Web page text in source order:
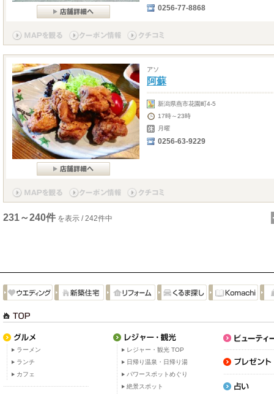
0256-77-8868
アソ
阿蘇
新潟県燕市花園町4-5
17時～23時
月曜
0256-63-9229
231～240件 を表示 / 242件中
ラーメン
ランチ
カフェ
レジャー・観光 TOP
日帰り温泉・日帰り湯
パワースポットめぐり
絶景スポット